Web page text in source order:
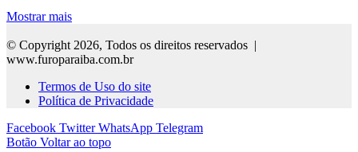
Mostrar mais
© Copyright 2026, Todos os direitos reservados |
www.furoparaiba.com.br
Termos de Uso do site
Política de Privacidade
Facebook Twitter WhatsApp Telegram
Botão Voltar ao topo